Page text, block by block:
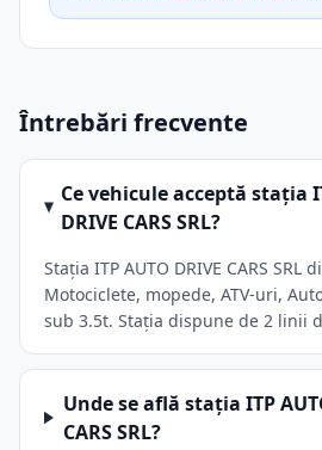
Întrebări frecvente
Ce vehicule acceptă stația
DRIVE CARS SRL?
Stația ITP AUTO DRIVE CARS SRL
Motociclete, mopede, ATV-uri,
sub 3.5t. Stația dispune de 2 linii
Unde se află stația ITP
CARS SRL?